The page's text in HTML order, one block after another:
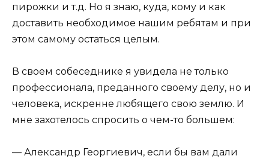
пирожки и т.д. Но я знаю, куда, кому и как
доставить необходимое нашим ребятам и при
этом самому остаться целым.
В своем собеседнике я увидела не только
профессионала, преданного своему делу, но и
человека, искренне любящего свою землю. И
мне захотелось спросить о чем-то большем:
— Александр Георгиевич, если бы вам дали